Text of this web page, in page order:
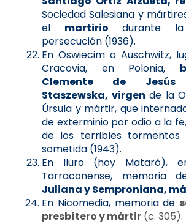
Sociedad Salesiana y
el martirio durante la
persecución (1936).
En Oswiecim o Auschwitz,
Cracovia, en Polonia,
Clemente de Jesús
Staszewska, virgen de la
Úrsula y mártir, que
de exterminio por odio a la
de los terribles
sometida (1943).
En Iluro (hoy Mataró),
Tarraconense, memoria
Juliana y Semproniana,
En Nicomedia, memoria de
presbítero y mártir (c. 305).